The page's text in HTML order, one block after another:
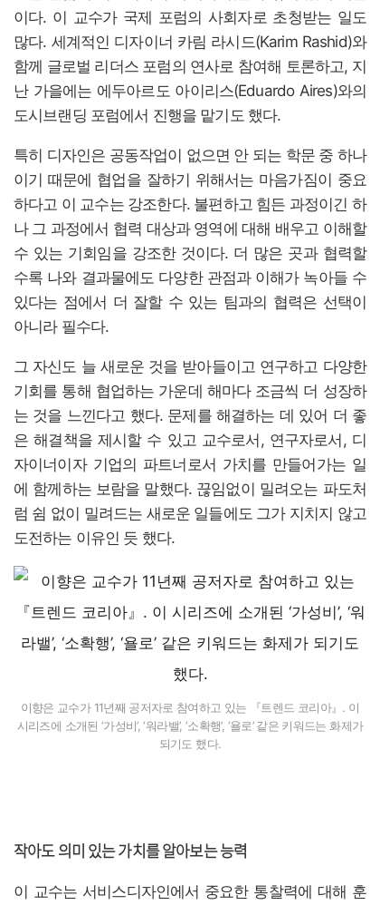
이다. 이 교수가 국제 포럼의 사회자로 초청받는 일도
많다. 세계적인 디자이너 카림 라시드(Karim Rashid)와
함께 글로벌 리더스 포럼의 연사로 참여해 토론하고, 지
난 가을에는 에두아르도 아이리스(Eduardo Aires)와의
도시브랜딩 포럼에서 진행을 맡기도 했다.
특히 디자인은 공동작업이 없으면 안 되는 학문 중 하나
이기 때문에 협업을 잘하기 위해서는 마음가짐이 중요
하다고 이 교수는 강조한다. 불편하고 힘든 과정이긴 하
나 그 과정에서 협력 대상과 영역에 대해 배우고 이해할
수 있는 기회임을 강조한 것이다. 더 많은 곳과 협력할
수록 나와 결과물에도 다양한 관점과 이해가 녹아들 수
있다는 점에서 더 잘할 수 있는 팀과의 협력은 선택이
아니라 필수다.
그 자신도 늘 새로운 것을 받아들이고 연구하고 다양한
기회를 통해 협업하는 가운데 해마다 조금씩 더 성장하
는 것을 느낀다고 했다. 문제를 해결하는 데 있어 더 좋
은 해결책을 제시할 수 있고 교수로서, 연구자로서, 디
자이너이자 기업의 파트너로서 가치를 만들어가는 일
에 함께하는 보람을 말했다. 끊임없이 밀려오는 파도처
럼 쉼 없이 밀려드는 새로운 일들에도 그가 지치지 않고
도전하는 이유인 듯 했다.
이향은 교수가 11년째 공저자로 참여하고 있는 『트렌드 코리아』. 이
시리즈에 소개된 ‘가성비’, ‘워라밸’, ‘소확행’, ‘욜로’ 같은 키워드는 화제가
되기도 했다.
작아도 의미 있는 가치를 알아보는 능력
이 교수는 서비스디자인에서 중요한 통찰력에 대해 훈